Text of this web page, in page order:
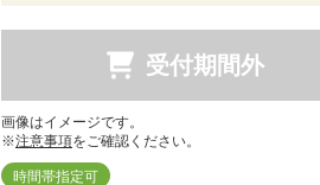
受付期間外
画像はイメージです。
※注意事項をご確認ください。
時間帯指定可